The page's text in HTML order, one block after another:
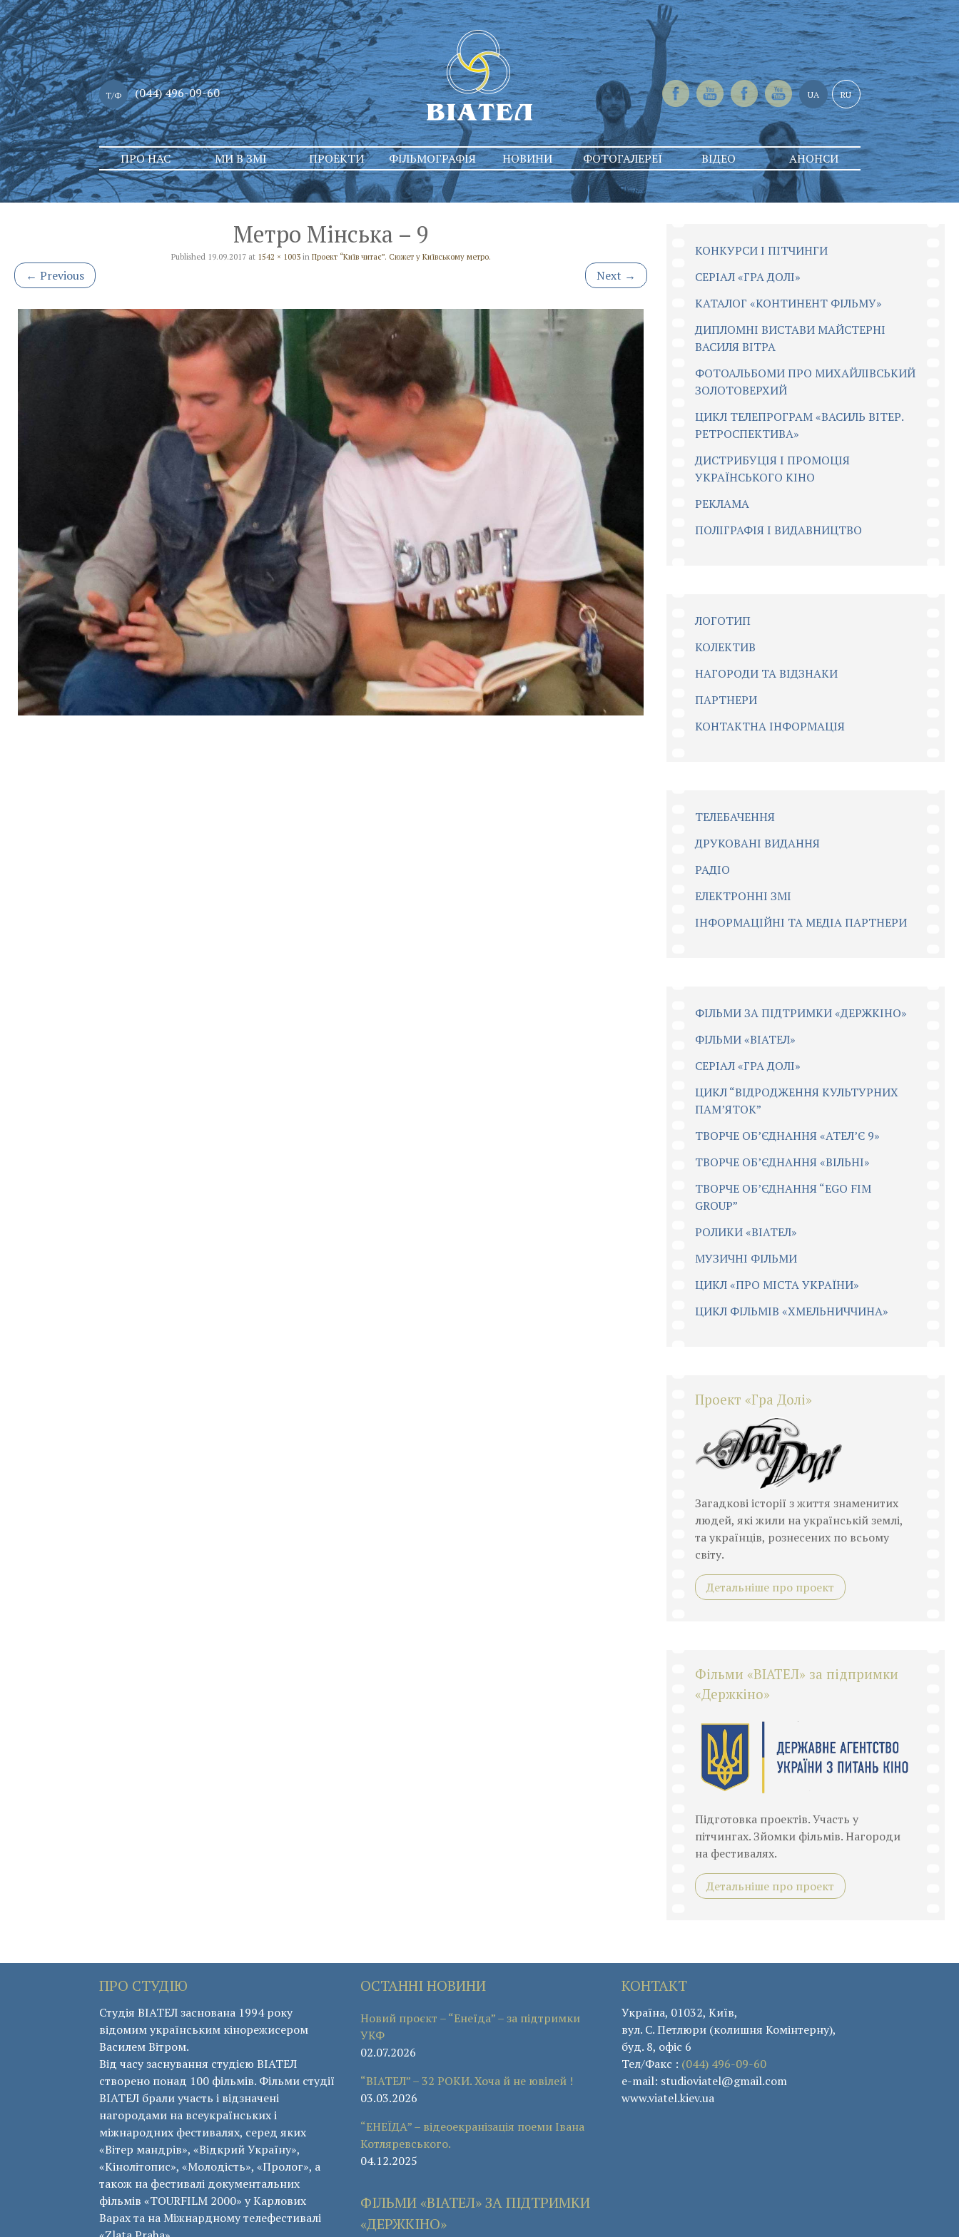
Т/Ф (044) 496-09-60 UA RU
Skip
to
content
ПРО НАС МИ В ЗМІ ПРОЕКТИ ФІЛЬМОГРАФІЯ НОВИНИ ФОТОГАЛЕРЕЇ ВІДЕО АНОНСИ
Метро Мінська – 9
Published 19.09.2017at 1542 × 1003in Проект “Київ читає”. Сюжет у Київському метро.
← Previous Next →
КОНКУРСИ І ПІТЧИНГИ
CЕРІАЛ «ГРА ДОЛІ»
КАТАЛОГ «КОНТИНЕНТ ФІЛЬМУ»
ДИПЛОМНІ ВИСТАВИ МАЙСТЕРНІ
ВАСИЛЯ ВІТРА
ФОТОАЛЬБОМИ ПРО МИХАЙЛІВСЬКИЙ
ЗОЛОТОВЕРХИЙ
ЦИКЛ ТЕЛЕПРОГРАМ «ВАСИЛЬ ВІТЕР.
РЕТРОСПЕКТИВА»
ДИСТРИБУЦІЯ І ПРОМОЦІЯ
УКРАЇНСЬКОГО КІНО
РЕКЛАМА
ПОЛІГРАФІЯ І ВИДАВНИЦТВО
ЛОГОТИП
КОЛЕКТИВ
НАГОРОДИ ТА ВІДЗНАКИ
ПАРТНЕРИ
КОНТАКТНА ІНФОРМАЦІЯ
ТЕЛЕБАЧЕННЯ
ДРУКОВАНІ ВИДАННЯ
РАДІО
ЕЛЕКТРОННІ ЗМІ
ІНФОРМАЦІЙНІ ТА МЕДІА ПАРТНЕРИ
ФІЛЬМИ ЗА ПІДТРИМКИ «ДЕРЖКІНО»
ФІЛЬМИ «ВІАТЕЛ»
СЕРІАЛ «ГРА ДОЛІ»
ЦИКЛ “ВІДРОДЖЕННЯ КУЛЬТУРНИХ
ПАМ’ЯТОК”
ТВОРЧЕ ОБ’ЄДНАННЯ «АТЕЛ’Є 9»
ТВОРЧЕ ОБ’ЄДНАННЯ «ВІЛЬНІ»
ТВОРЧЕ ОБ’ЄДНАННЯ “EGO FIM
GROUP”
РОЛИКИ «ВІАТЕЛ»
МУЗИЧНІ ФІЛЬМИ
ЦИКЛ «ПРО МІСТА УКРАЇНИ»
ЦИКЛ ФІЛЬМІВ «ХМЕЛЬНИЧЧИНА»
Проект «Гра Долі»
Загадкові історії з життя знаменитих
людей, які жили на українській землі,
та українців, рознесених по всьому
світу.
Детальніше про проект
Фільми «ВІАТЕЛ» за підпримки
«Держкіно»
Підготовка проектів. Участь у
пітчингах. Зйомки фільмів. Нагороди
на фестивалях.
Детальніше про проект
ПРО СТУДІЮ
Студія ВІАТЕЛ заснована 1994 року
відомим українським кінорежисером
Василем Вітром.
Від часу заснування студією ВІАТЕЛ
створено понад 100 фільмів. Фільми студії
ВІАТЕЛ брали участь і відзначені
нагородами на всеукраїнських і
міжнародних фестивалях, серед яких
«Вітер мандрів», «Відкрий Україну»,
«Кінолітопис», «Молодість», «Пролог», а
також на фестивалі документальних
фільмів «ТОURFILM 2000» у Карлових
Варах та на Міжнардному телефестивалі
ОСТАННІ НОВИНИ
Новий проєкт – “Енеїда” – за підтримки
УКФ
02.07.2026
“ВІАТЕЛ” – 32 РОКИ. Хоча й не ювілей !
03.03.2026
“ЕНЕЇДА” – відеоекранізація поеми Івана
Котляревського.
04.12.2025
ФІЛЬМИ «ВІАТЕЛ» ЗА ПІДТРИМКИ
«ДЕРЖКІНО»
КОНТАКТ
Україна, 01032, Київ,
вул. С. Петлюри (колишня Комінтерну),
буд. 8, офіс 6
Тел/Факс : (044) 496-09-60
e-mail: studioviatel@gmail.com
www.viatel.kiev.ua